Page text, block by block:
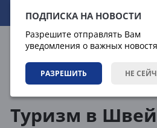
ПОДПИСКА НА НОВОСТИ
Разрешите отправлять Вам
уведомления о важных
РАЗРЕШИТЬ НЕ
08.08.2026 20:23:12
Туризм в